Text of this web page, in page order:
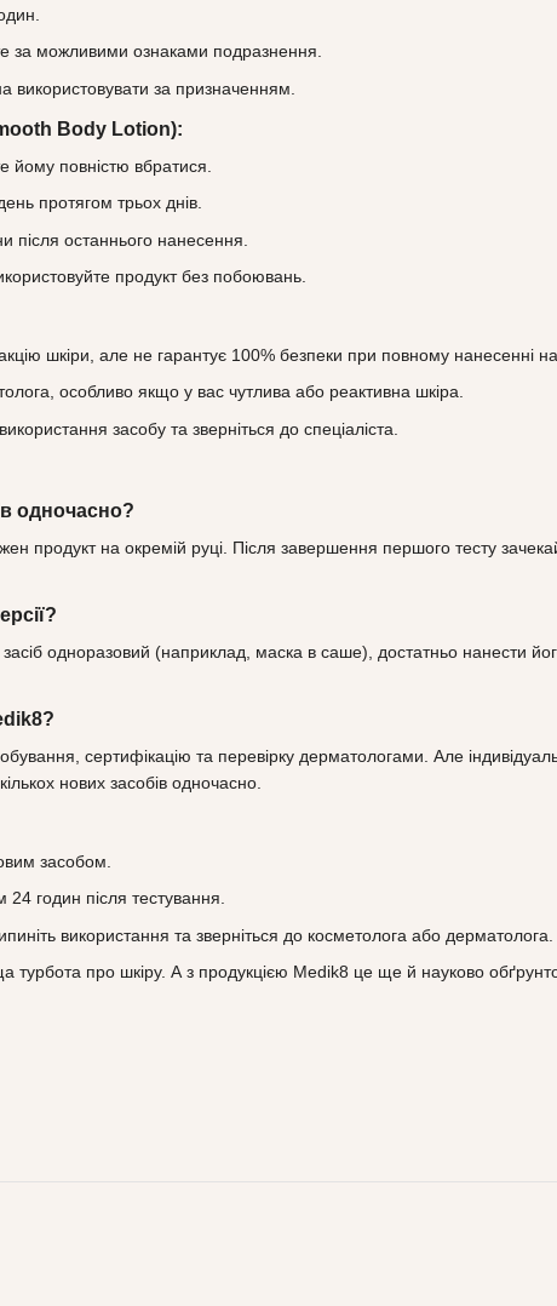
за можливими ознаками подразнення.
використовувати за призначенням.
Body Lotion):
йому повністю вбратися.
протягом трьох днів.
після останнього нанесення.
продукт без побоювань.
шкіри, але не гарантує 100% безпеки при повному нанесенні на
особливо якщо у вас чутлива або реактивна шкіра.
засобу та зверніться до спеціаліста.
одночасно?
продукт на окремій руці. Після завершення першого тесту
засіб одноразовий (наприклад, маска в саше), достатньо нанести
сертифікацію та перевірку дерматологами. Але
нових засобів одночасно.
засобом.
24 годин після тестування.
використання та зверніться до косметолога або дерматолога.
про шкіру. А з продукцією Medik8 це ще й науково